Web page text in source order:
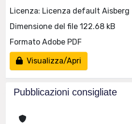
Licenza: Licenza default Aisberg
Dimensione del file 122.68 kB
Formato Adobe PDF
Visualizza/Apri
Pubblicazioni consigliate